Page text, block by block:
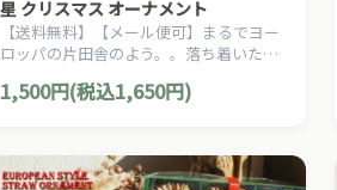
星 クリスマス オーナメント
【送料無料】【メール便可】まるでヨー
ロッパの片田舎のよう。。落ち着いた雰
アン・カントリー・スタイルのクリスマ
1,500円(税込1,650円)